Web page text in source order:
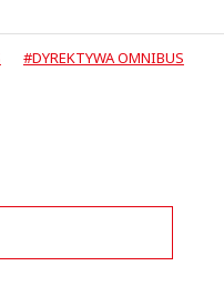
#DYREKTYWA OMNIBUS